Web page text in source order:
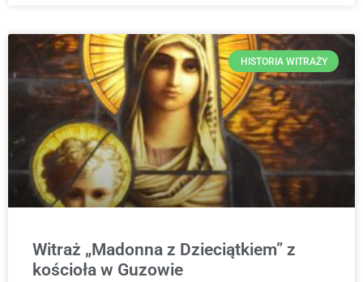
HISTORIA WITRAŻY
Witraż „Madonna z Dzieciątkiem” z
kościoła w Guzowie